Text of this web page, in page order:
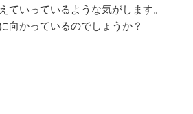
ていっているような気がします。
向かっているのでしょうか？